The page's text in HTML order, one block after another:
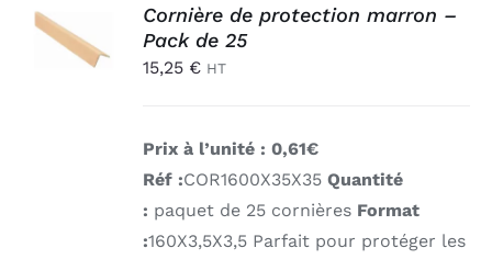
PANIER
Cornière de protection marron –
Pack de 25
15,25 € HT
Prix à l’unité : 0,61€
Réf :COR1600X35X35 Quantité
: paquet de 25 cornières Format
:160X3,5X3,5 Parfait pour protéger les